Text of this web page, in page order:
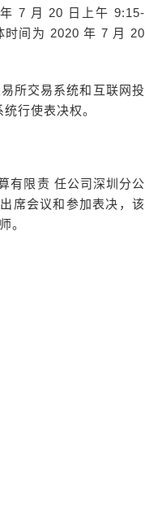
7 月 20 日上午 9:15-
时间为 2020 年 7 月 20
所交易系统和互联网投
行使表决权。
有限责 任公司深圳分公
席会议和参加表决，该
。